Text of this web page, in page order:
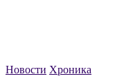
Новости Хроника